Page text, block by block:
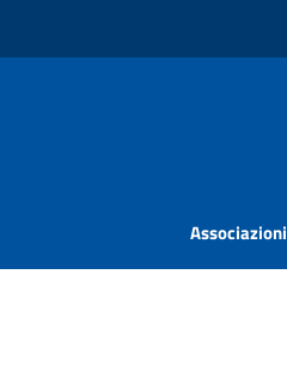
Associazioni